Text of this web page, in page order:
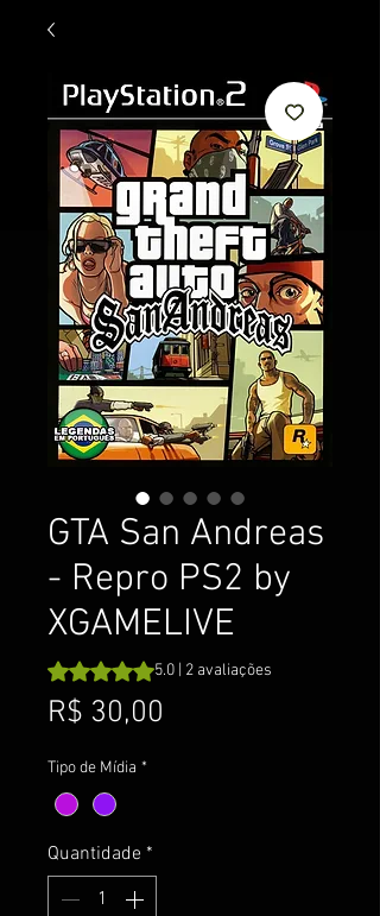
GTA San Andreas
- Repro PS2 by
XGAMELIVE
A classificação é 5.0 de 5 estrelas
5.0 | 2 avaliações
R$ 30,00
Tipo de Mídia *
Quantidade *